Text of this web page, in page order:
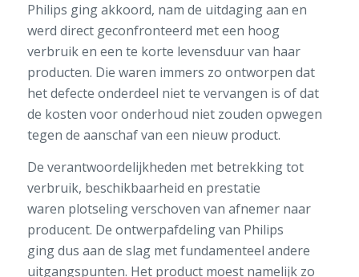
Philips ging akkoord, nam de uitdaging aan en
werd direct geconfronteerd met een hoog
verbruik en een te korte levensduur van haar
producten. Die waren immers zo ontworpen dat
het defecte onderdeel niet te vervangen is of dat
de kosten voor onderhoud niet zouden opwegen
tegen de aanschaf van een nieuw product.
De verantwoordelijkheden met betrekking tot
verbruik, beschikbaarheid en prestatie
waren plotseling verschoven van afnemer naar
producent. De ontwerpafdeling van Philips
ging dus aan de slag met fundamenteel andere
uitgangspunten. Het product moest namelijk zo